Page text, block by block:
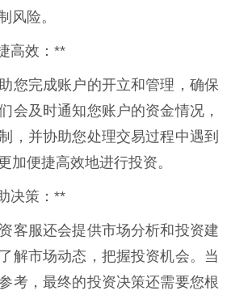
风险。
高效：**
您完成账户的开立和管理，确保
会及时通知您账户的资金情况，
，并协助您处理交易过程中遇到
加便捷高效地进行投资。
决策：**
客服还会提供市场分析和投资建
解市场动态，把握投资机会。当
考，最终的投资决策还需要您根